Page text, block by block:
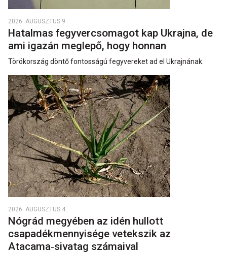
2026. AUGUSZTUS 9.
Hatalmas fegyvercsomagot kap Ukrajna, de
ami igazán meglepő, hogy honnan
Törökország döntő fontosságú fegyvereket ad el Ukrajnának.
2026. AUGUSZTUS 4.
Nógrád megyében az idén hullott
csapadékmennyisége vetekszik az
Atacama‑sivatag számaival